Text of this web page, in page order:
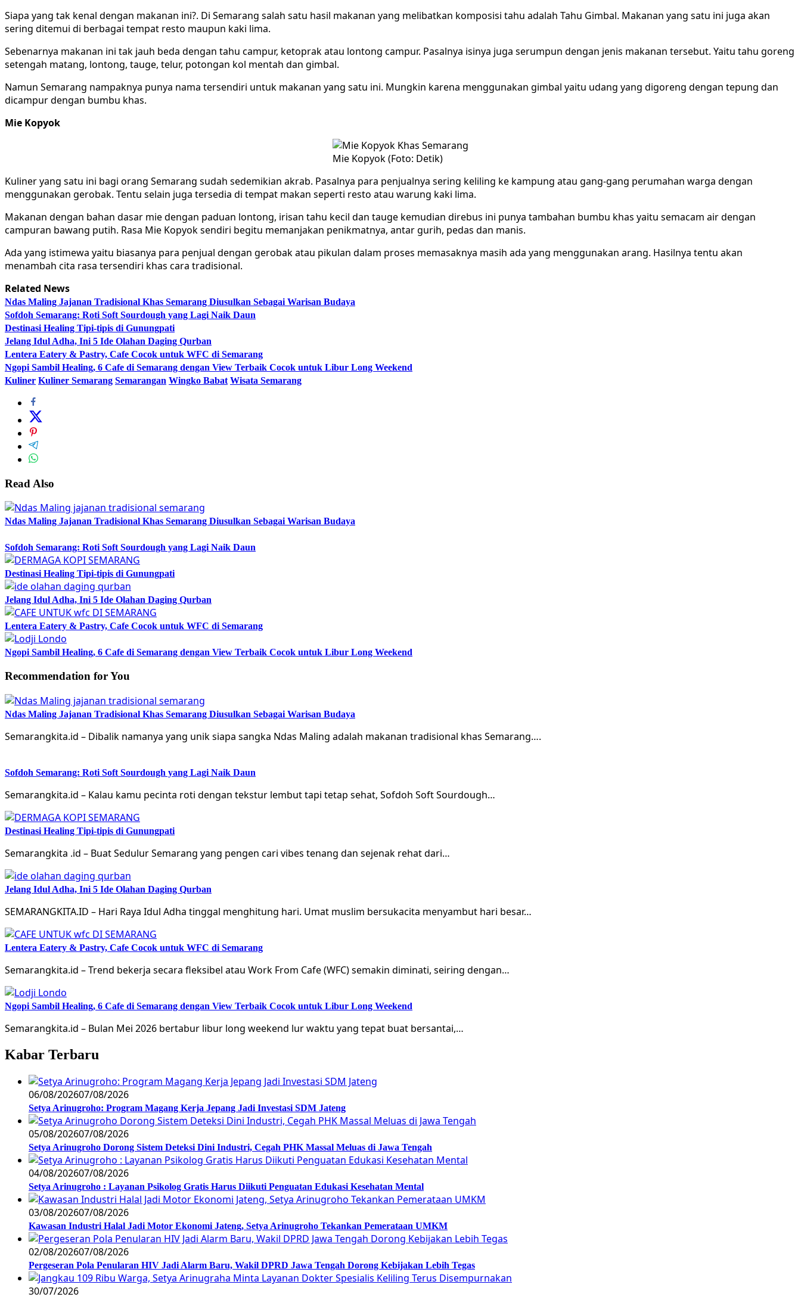
Siapa yang tak kenal dengan makanan ini?. Di Semarang salah satu hasil makanan yang melibatkan komposisi tahu adalah Tahu Gimbal. Makanan yang satu ini juga akan
sering ditemui di berbagai tempat resto maupun kaki lima.
Sebenarnya makanan ini tak jauh beda dengan tahu campur, ketoprak atau lontong campur. Pasalnya isinya juga serumpun dengan jenis makanan tersebut. Yaitu tahu goreng
setengah matang, lontong, tauge, telur, potongan kol mentah dan gimbal.
Namun Semarang nampaknya punya nama tersendiri untuk makanan yang satu ini. Mungkin karena menggunakan gimbal yaitu udang yang digoreng dengan tepung dan
dicampur dengan bumbu khas.
Mie Kopyok
Mie Kopyok (Foto: Detik)
Kuliner yang satu ini bagi orang Semarang sudah sedemikian akrab. Pasalnya para penjualnya sering keliling ke kampung atau gang-gang perumahan warga dengan
menggunakan gerobak. Tentu selain juga tersedia di tempat makan seperti resto atau warung kaki lima.
Makanan dengan bahan dasar mie dengan paduan lontong, irisan tahu kecil dan tauge kemudian direbus ini punya tambahan bumbu khas yaitu semacam air dengan
campuran bawang putih. Rasa Mie Kopyok sendiri begitu memanjakan penikmatnya, antar gurih, pedas dan manis.
Ada yang istimewa yaitu biasanya para penjual dengan gerobak atau pikulan dalam proses memasaknya masih ada yang menggunakan arang. Hasilnya tentu akan
menambah cita rasa tersendiri khas cara tradisional.
Related News
Ndas Maling Jajanan Tradisional Khas Semarang Diusulkan Sebagai Warisan Budaya
Sofdoh Semarang: Roti Soft Sourdough yang Lagi Naik Daun
Destinasi Healing Tipi-tipis di Gunungpati
Jelang Idul Adha, Ini 5 Ide Olahan Daging Qurban
Lentera Eatery & Pastry, Cafe Cocok untuk WFC di Semarang
Ngopi Sambil Healing, 6 Cafe di Semarang dengan View Terbaik Cocok untuk Libur Long Weekend
Kuliner Kuliner Semarang Semarangan Wingko Babat Wisata Semarang
Read Also
Ndas Maling Jajanan Tradisional Khas Semarang Diusulkan Sebagai Warisan Budaya
Sofdoh Semarang: Roti Soft Sourdough yang Lagi Naik Daun
Destinasi Healing Tipi-tipis di Gunungpati
Jelang Idul Adha, Ini 5 Ide Olahan Daging Qurban
Lentera Eatery & Pastry, Cafe Cocok untuk WFC di Semarang
Ngopi Sambil Healing, 6 Cafe di Semarang dengan View Terbaik Cocok untuk Libur Long Weekend
Recommendation for You
Ndas Maling Jajanan Tradisional Khas Semarang Diusulkan Sebagai Warisan Budaya
Semarangkita.id – Dibalik namanya yang unik siapa sangka Ndas Maling adalah makanan tradisional khas Semarang….
Sofdoh Semarang: Roti Soft Sourdough yang Lagi Naik Daun
Semarangkita.id – Kalau kamu pecinta roti dengan tekstur lembut tapi tetap sehat, Sofdoh Soft Sourdough…
Destinasi Healing Tipi-tipis di Gunungpati
Semarangkita .id – Buat Sedulur Semarang yang pengen cari vibes tenang dan sejenak rehat dari…
Jelang Idul Adha, Ini 5 Ide Olahan Daging Qurban
SEMARANGKITA.ID – Hari Raya Idul Adha tinggal menghitung hari. Umat muslim bersukacita menyambut hari besar…
Lentera Eatery & Pastry, Cafe Cocok untuk WFC di Semarang
Semarangkita.id – Trend bekerja secara fleksibel atau Work From Cafe (WFC) semakin diminati, seiring dengan…
Ngopi Sambil Healing, 6 Cafe di Semarang dengan View Terbaik Cocok untuk Libur Long Weekend
Semarangkita.id – Bulan Mei 2026 bertabur libur long weekend lur waktu yang tepat buat bersantai,…
Kabar Terbaru
06/08/202607/08/2026
Setya Arinugroho: Program Magang Kerja Jepang Jadi Investasi SDM Jateng
05/08/202607/08/2026
Setya Arinugroho Dorong Sistem Deteksi Dini Industri, Cegah PHK Massal Meluas di Jawa Tengah
04/08/202607/08/2026
Setya Arinugroho : Layanan Psikolog Gratis Harus Diikuti Penguatan Edukasi Kesehatan Mental
03/08/202607/08/2026
Kawasan Industri Halal Jadi Motor Ekonomi Jateng, Setya Arinugroho Tekankan Pemerataan UMKM
02/08/202607/08/2026
Pergeseran Pola Penularan HIV Jadi Alarm Baru, Wakil DPRD Jawa Tengah Dorong Kebijakan Lebih Tegas
30/07/2026